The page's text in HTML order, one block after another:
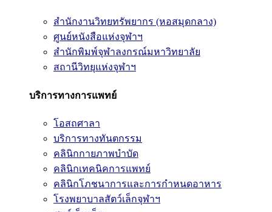
สำนักงานวิทยทรัพยากร (หอสมุดกลาง)
ศูนย์หนังสือแห่งจุฬาฯ
สำนักพิมพ์จุฬาลงกรณ์มหาวิทยาลัย
สถานีวิทยุแห่งจุฬาฯ
บริการทางการแพทย์
โอสถศาลา
บริการทางทันตกรรม
คลินิกกายภาพบำบัด
คลินิกเทคนิคการแพทย์
คลินิกโภชนาการและการกำหนดอาหาร
โรงพยาบาลสัตว์เล็กจุฬาฯ